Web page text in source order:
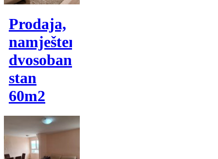
Prodaja,
namješten
dvosoban
stan
60m2